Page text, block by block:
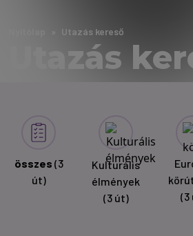
Utazás kereső
Utazás
összes (3
út)
Kulturális
élmények
(3 út)
(3